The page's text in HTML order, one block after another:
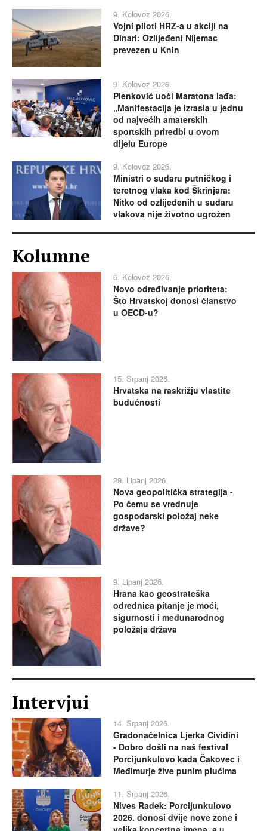
9. Kolovoz 2026.
Vojni piloti HRZ-a u akciji na
Dinari: Ozlijeđeni Nijemac
prevezen u Knin
9. Kolovoz 2026.
Plenković uoči Maratona lađa:
„Manifestacija je izrasla u jednu
od najvećih amaterskih
sportskih priredbi u ovom
dijelu Europe
9. Kolovoz 2026.
Ministri o sudaru putničkog i
teretnog vlaka kod Škrinjara:
Nitko od ozlijeđenih u sudaru
vlakova nije životno ugrožen
Kolumne
6. Kolovoz 2026.
Novo određivanje prioriteta:
Što Hrvatskoj donosi članstvo
u OECD-u?
15. Srpanj 2026.
Hrvatska na raskrižju vlastite
budućnosti
29. Lipanj 2026.
Nova geopolitička strategija -
Po čemu se vrednuje
gospodarski položaj neke
države?
9. Lipanj 2026.
Hrana kao geostrateška
odrednica pitanje je moći,
sigurnosti i međunarodnog
položaja država
Intervjui
14. Srpanj 2026.
Gradonačelnica Ljerka Cividini
- Dobro došli na naš festival
Porcijunkulovo kada Čakovec i
Međimurje žive punim plućima
11. Srpanj 2026.
Nives Radek: Porcijunkulovo
2026. donosi dvije nove zone i